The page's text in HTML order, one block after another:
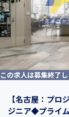
この求人は募集終了
【名古屋：プロ
ジニア◆プライ